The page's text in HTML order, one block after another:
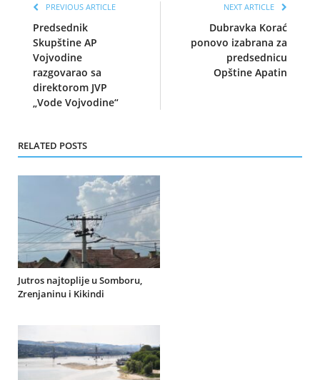
PREVIOUS ARTICLE
Predsednik
Skupštine AP
Vojvodine
razgovarao sa
direktorom JVP
„Vode Vojvodine“
NEXT ARTICLE
Dubravka Korać
ponovo izabrana za
predsednicu
Opštine Apatin
RELATED POSTS
Jutros najtoplije u Somboru,
Zrenjaninu i Kikindi